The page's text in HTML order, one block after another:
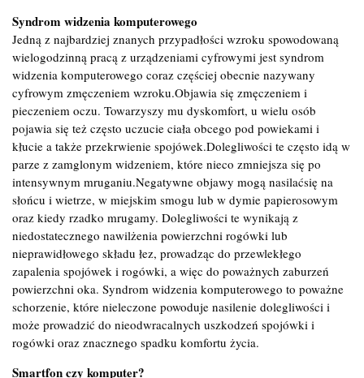
Syndrom widzenia komputerowego
Jedną z najbardziej znanych przypadłości wzroku spowodowaną
wielogodzinną pracą z urządzeniami cyfrowymi jest syndrom
widzenia komputerowego coraz częściej obecnie nazywany
cyfrowym zmęczeniem wzroku.Objawia się zmęczeniem i
pieczeniem oczu. Towarzyszy mu dyskomfort, u wielu osób
pojawia się też często uczucie ciała obcego pod powiekami i
kłucie a także przekrwienie spojówek.Dolegliwości te często idą w
parze z zamglonym widzeniem, które nieco zmniejsza się po
intensywnym mruganiu.Negatywne objawy mogą nasilaćsię na
słońcu i wietrze, w miejskim smogu lub w dymie papierosowym
oraz kiedy rzadko mrugamy. Dolegliwości te wynikają z
niedostatecznego nawilżenia powierzchni rogówki lub
nieprawidłowego składu łez, prowadząc do przewlekłego
zapalenia spojówek i rogówki, a więc do poważnych zaburzeń
powierzchni oka. Syndrom widzenia komputerowego to poważne
schorzenie, które nieleczone powoduje nasilenie dolegliwości i
może prowadzić do nieodwracalnych uszkodzeń spojówki i
rogówki oraz znacznego spadku komfortu życia.
Smartfon czy komputer?